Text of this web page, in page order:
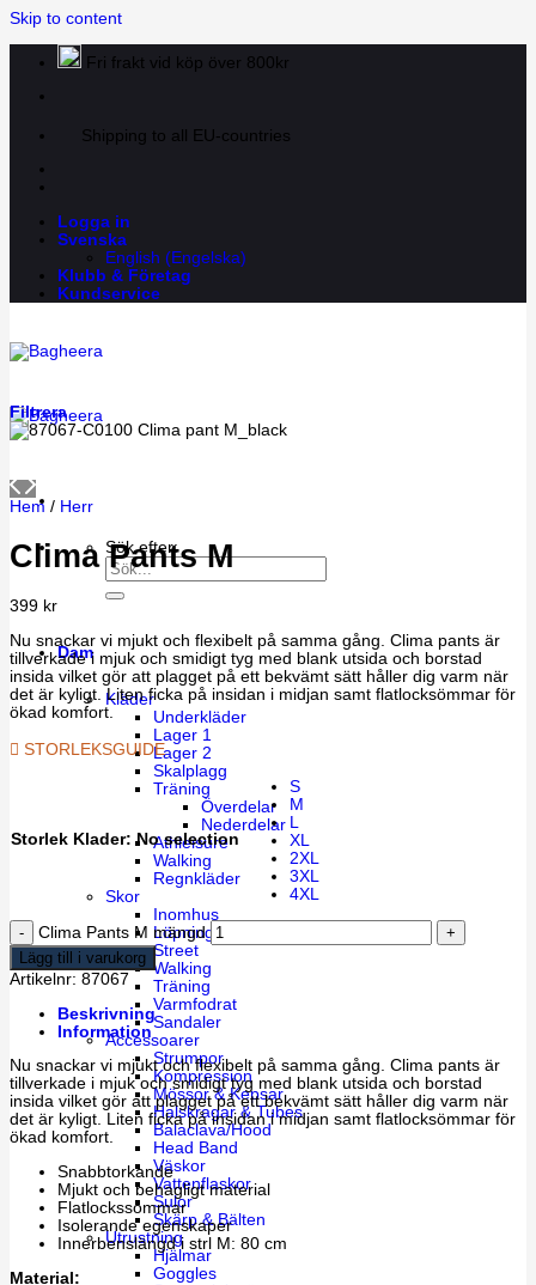
Skip to content
Fri frakt vid köp över 800kr
Shipping to all EU-countries
Logga in
Svenska
English (Engelska)
Klubb & Företag
Kundservice
Sök efter:
Dam
Kläder
Underkläder
Lager 1
Lager 2
Skalplagg
Träning
Överdelar
Nederdelar
Athleisure
Walking
Regnkläder
Skor
Inomhus
Löpning
Street
Walking
Träning
Varmfodrat
Sandaler
Accessoarer
Strumpor
Kompression
Mössor & Kepsar
Halskragar & Tubes
Balaclava/Hood
Head Band
Väskor
Vattenflaskor
Sulor
Skärp & Bälten
Utrustning
Hjälmar
Goggles
Filtrera
Hem / Herr
Clima Pants M
399 kr
Nu snackar vi mjukt och flexibelt på samma gång. Clima pants är
tillverkade i mjuk och smidigt tyg med blank utsida och borstad
insida vilket gör att plagget på ett bekvämt sätt håller dig varm när
det är kyligt. Liten ficka på insidan i midjan samt flatlocksömmar för
ökad komfort.
STORLEKSGUIDE
Storlek Klader: No selection
S
M
XL
2XL
3XL
4XL
Clima Pants M mängd
Lägg till i varukorg
Artikelnr: 87067
Beskrivning
Information
Nu snackar vi mjukt och flexibelt på samma gång. Clima pants är
tillverkade i mjuk och smidigt tyg med blank utsida och borstad
insida vilket gör att plagget på ett bekvämt sätt håller dig varm när
det är kyligt. Liten ficka på insidan i midjan samt flatlocksömmar för
ökad komfort.
Snabbtorkande
Mjukt och behagligt material
Flatlockssömmar
Isolerande egenskaper
Innerbenslängd i strl M: 80 cm
Material: